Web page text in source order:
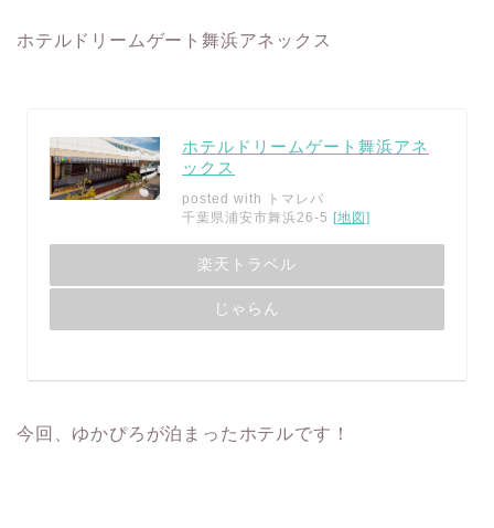
ホテルドリームゲート舞浜アネックス
ホテルドリームゲート舞浜アネ
ックス
posted with
トマレバ
千葉県浦安市舞浜26-5 [地図]
楽天トラベル
じゃらん
今回、ゆかぴろが泊まったホテルです！